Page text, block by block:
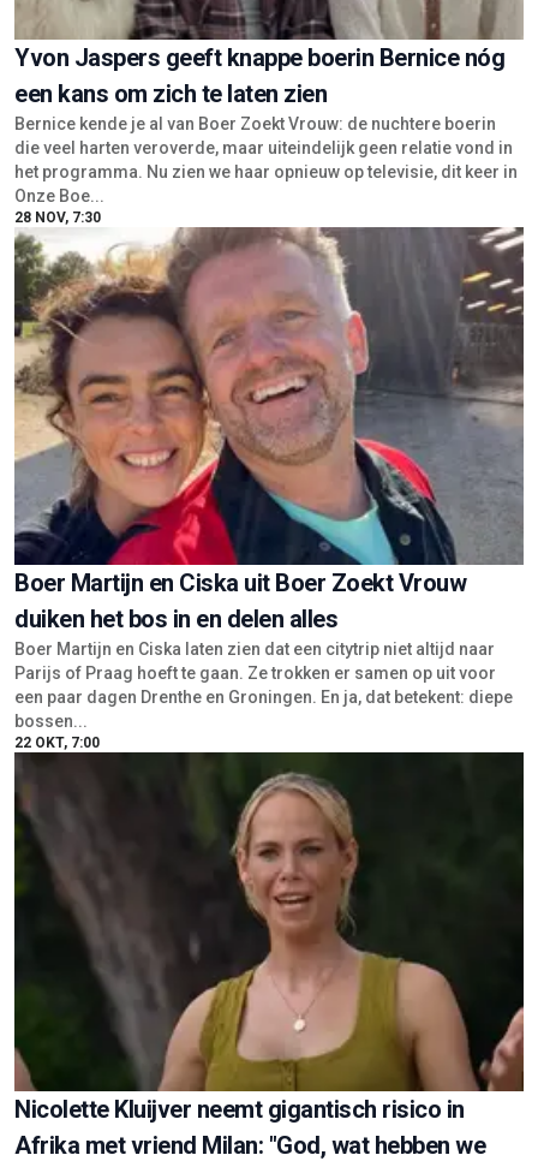
Yvon Jaspers geeft knappe boerin Bernice nóg
een kans om zich te laten zien
Bernice kende je al van Boer Zoekt Vrouw: de nuchtere boerin
die veel harten veroverde, maar uiteindelijk geen relatie vond in
het programma. Nu zien we haar opnieuw op televisie, dit keer in
Onze Boe...
28 NOV, 7:30
Boer Martijn en Ciska uit Boer Zoekt Vrouw
duiken het bos in en delen alles
Boer Martijn en Ciska laten zien dat een citytrip niet altijd naar
Parijs of Praag hoeft te gaan. Ze trokken er samen op uit voor
een paar dagen Drenthe en Groningen. En ja, dat betekent: diepe
bossen...
22 OKT, 7:00
Nicolette Kluijver neemt gigantisch risico in
Afrika met vriend Milan: "God, wat hebben we